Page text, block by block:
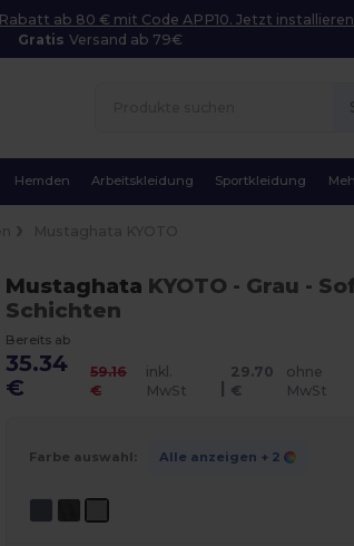
ab 80 € mit Code APP10. Jetzt
GratisVersand ab 79€
Hemden Arbeitskleidung Sportkleidung
Mustaghata KYOTO - Grau -
Schichten
Bereits ab
35.34
€
59.16
€
inkl.
MwSt
|
29.70
€
ohne
MwSt
Farbe auswahl: Alle anzeigen + 2